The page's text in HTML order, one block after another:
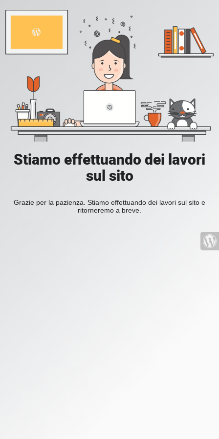
Stiamo effettuando dei lavori
sul sito
Grazie per la pazienza. Stiamo effettuando dei lavori sul sito e
ritorneremo a breve.